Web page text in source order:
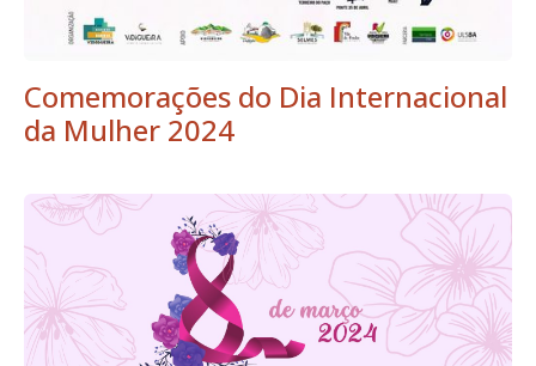
Comemorações do Dia Internacional
da Mulher 2024